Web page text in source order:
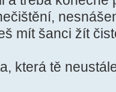
mít šanci žít
která tě